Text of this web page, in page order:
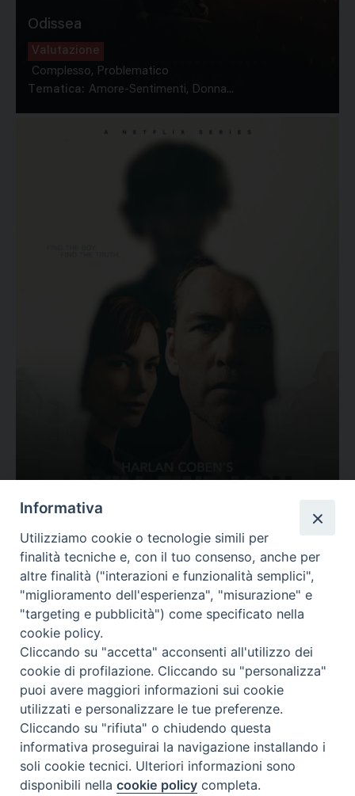
Odissea
Valutazione
Complesso, Problematico
Tematica: Amore-Sentimenti, Donna...
Valutazione
Complesso, Problematico
Tematica: Amore-Sentimenti, Carcere...
Contatti & Info
C.ne Aurelia, 50 – 00165 Roma
Contatti
Informativa
Utilizziamo cookie o tecnologie simili per
finalità tecniche e, con il tuo consenso, anche per
altre finalità ("interazioni e funzionalità semplici",
"miglioramento dell'esperienza", "misurazione" e
"targeting e pubblicità") come specificato nella
cookie policy.
Cliccando su "accetta" acconsenti all'utilizzo dei
cookie di profilazione. Cliccando su "personalizza"
puoi avere maggiori informazioni sui cookie
utilizzati e personalizzare le tue preferenze.
Cliccando su "rifiuta" o chiudendo questa
informativa proseguirai la navigazione installando i
soli cookie tecnici. Ulteriori informazioni sono
disponibili nellacookie policy completa.